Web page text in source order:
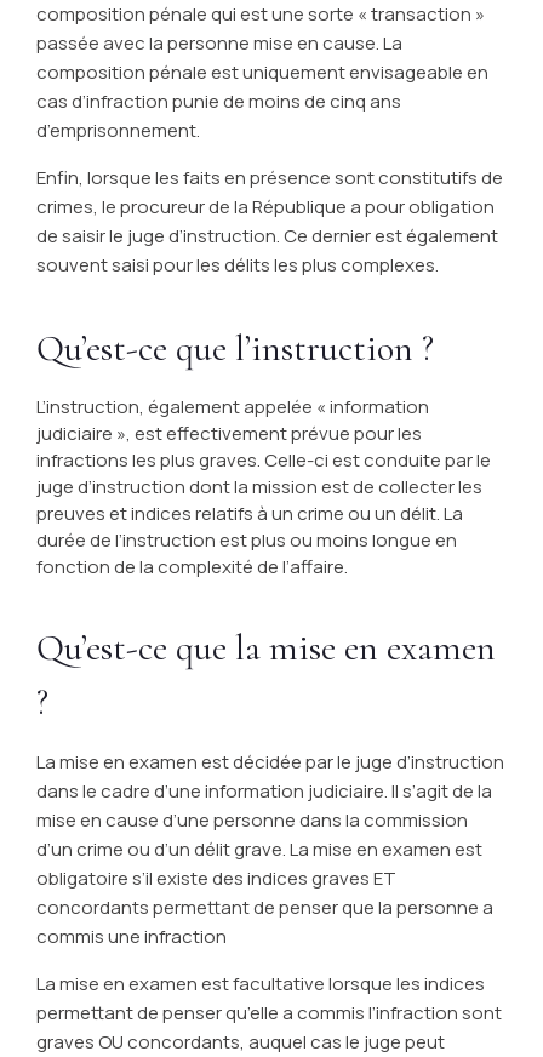
composition pénale qui est une sorte « transaction »
passée avec la personne mise en cause. La
composition pénale est uniquement envisageable en
cas d’infraction punie de moins de cinq ans
d’emprisonnement.
Enfin, lorsque les faits en présence sont constitutifs de
crimes, le procureur de la République a pour obligation
de saisir le juge d’instruction. Ce dernier est également
souvent saisi pour les délits les plus complexes.
Qu’est-ce que l’instruction ?
L’instruction, également appelée « information
judiciaire », est effectivement prévue pour les
infractions les plus graves. Celle-ci est conduite par le
juge d’instruction dont la mission est de collecter les
preuves et indices relatifs à un crime ou un délit. La
durée de l’instruction est plus ou moins longue en
fonction de la complexité de l’affaire.
Qu’est-ce que la mise en examen
?
La mise en examen est décidée par le juge d’instruction
dans le cadre d’une information judiciaire. Il s’agit de la
mise en cause d’une personne dans la commission
d’un crime ou d’un délit grave. La mise en examen est
obligatoire s’il existe des indices graves ET
concordants permettant de penser que la personne a
commis une infraction
La mise en examen est facultative lorsque les indices
permettant de penser qu’elle a commis l’infraction sont
graves OU concordants, auquel cas le juge peut